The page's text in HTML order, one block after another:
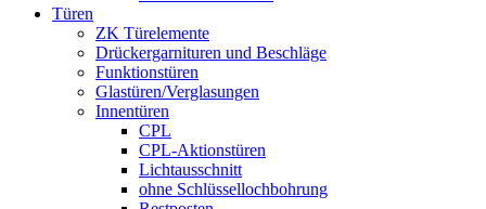
Türen
ZK Türelemente
Drückergarnituren und Beschläge
Funktionstüren
Glastüren/Verglasungen
Innentüren
CPL
CPL-Aktionstüren
Lichtausschnitt
ohne Schlüssellochbohrung